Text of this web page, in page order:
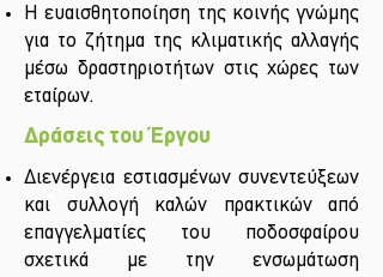
Η ευαισθητοποίηση της κοινής γνώμης
για το ζήτημα της κλιματικής αλλαγής
μέσω δραστηριοτήτων στις χώρες των
εταίρων.
Δράσεις του Έργου
Διενέργεια εστιασμένων συνεντεύξεων
και συλλογή καλών πρακτικών από
επαγγελματίες του ποδοσφαίρου
σχετικά με την ενσωμάτωση